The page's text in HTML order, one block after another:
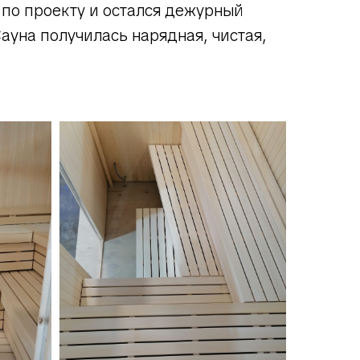
проекту и остался дежурный
получилась нарядная, чистая,